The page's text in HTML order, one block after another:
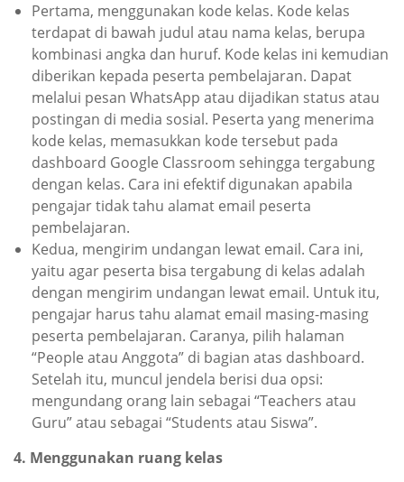
Pertama, menggunakan kode kelas. Kode kelas
terdapat di bawah judul atau nama kelas, berupa
kombinasi angka dan huruf. Kode kelas ini kemudian
diberikan kepada peserta pembelajaran. Dapat
melalui pesan WhatsApp atau dijadikan status atau
postingan di media sosial. Peserta yang menerima
kode kelas, memasukkan kode tersebut pada
dashboard Google Classroom sehingga tergabung
dengan kelas. Cara ini efektif digunakan apabila
pengajar tidak tahu alamat email peserta
pembelajaran.
Kedua, mengirim undangan lewat email. Cara ini,
yaitu agar peserta bisa tergabung di kelas adalah
dengan mengirim undangan lewat email. Untuk itu,
pengajar harus tahu alamat email masing-masing
peserta pembelajaran. Caranya, pilih halaman
“People atau Anggota” di bagian atas dashboard.
Setelah itu, muncul jendela berisi dua opsi:
mengundang orang lain sebagai “Teachers atau
Guru” atau sebagai “Students atau Siswa”.
4. Menggunakan ruang kelas